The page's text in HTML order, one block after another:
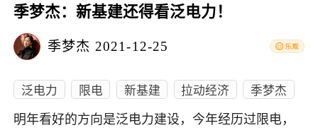
季梦杰：新基建还得看泛电力！
季梦杰 2021-12-25
泛电力 限电 新基建 拉动经济 季梦杰
明年看好的方向是泛电力建设，今年经历过限电，